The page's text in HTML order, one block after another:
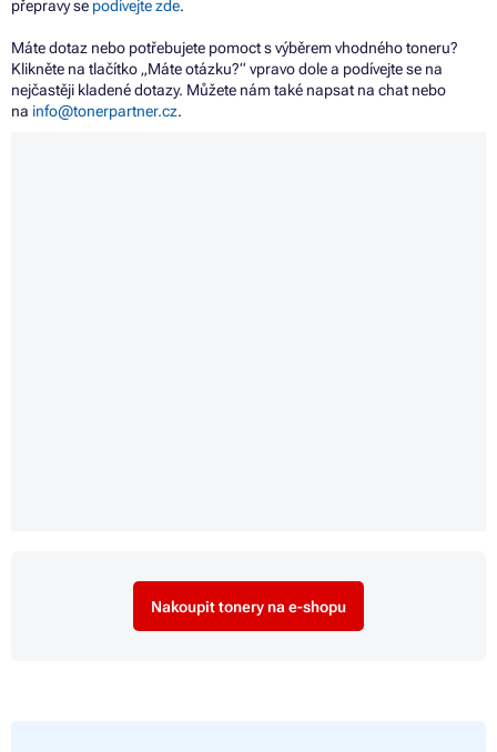
přepravy se podívejte zde.
Máte dotaz nebo potřebujete pomoct s výběrem vhodného toneru?
Klikněte na tlačítko „Máte otázku?“ vpravo dole a podívejte se na
nejčastěji kladené dotazy. Můžete nám také napsat na chat nebo
na info@tonerpartner.cz.
Nakoupit tonery na e-shopu